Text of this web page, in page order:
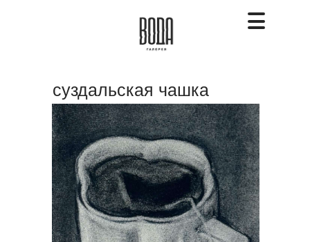
суздальская чашка